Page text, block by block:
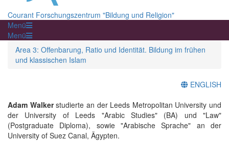
Courant Forschungszentrum "Bildung und Religion"
Menü
Menü
Area 3: Offenbarung, Ratio und Identität. Bildung im frühen
und klassischen Islam
ENGLISH
Adam Walkerstudierte an der Leeds Metropolitan University und
der University of Leeds "Arabic Studies" (BA) und "Law"
(Postgraduate Diploma), sowie "Arabische Sprache" an der
University of Suez Canal, Ägypten.